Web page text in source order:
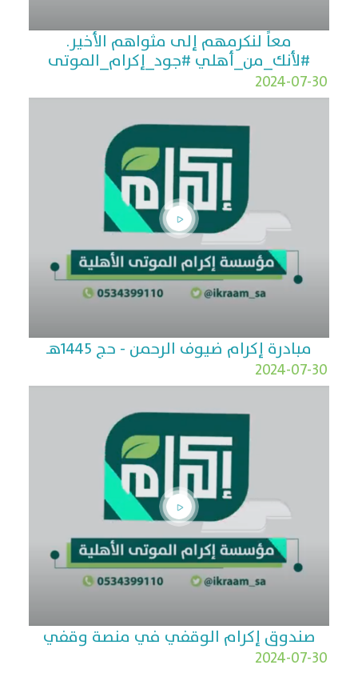
معاً لنكرمهم إلى مثواهم الأخير.
#لأنك_من_أهلي #جود_إكرام_الموتى
2024-07-30
مبادرة إكرام ضيوف الرحمن - حج 1445هـ
2024-07-30
صندوق إكرام الوقفي في منصة وقفي
2024-07-30